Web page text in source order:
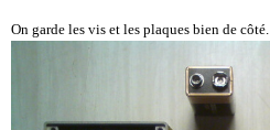
On garde les vis et les plaques bien de côté.